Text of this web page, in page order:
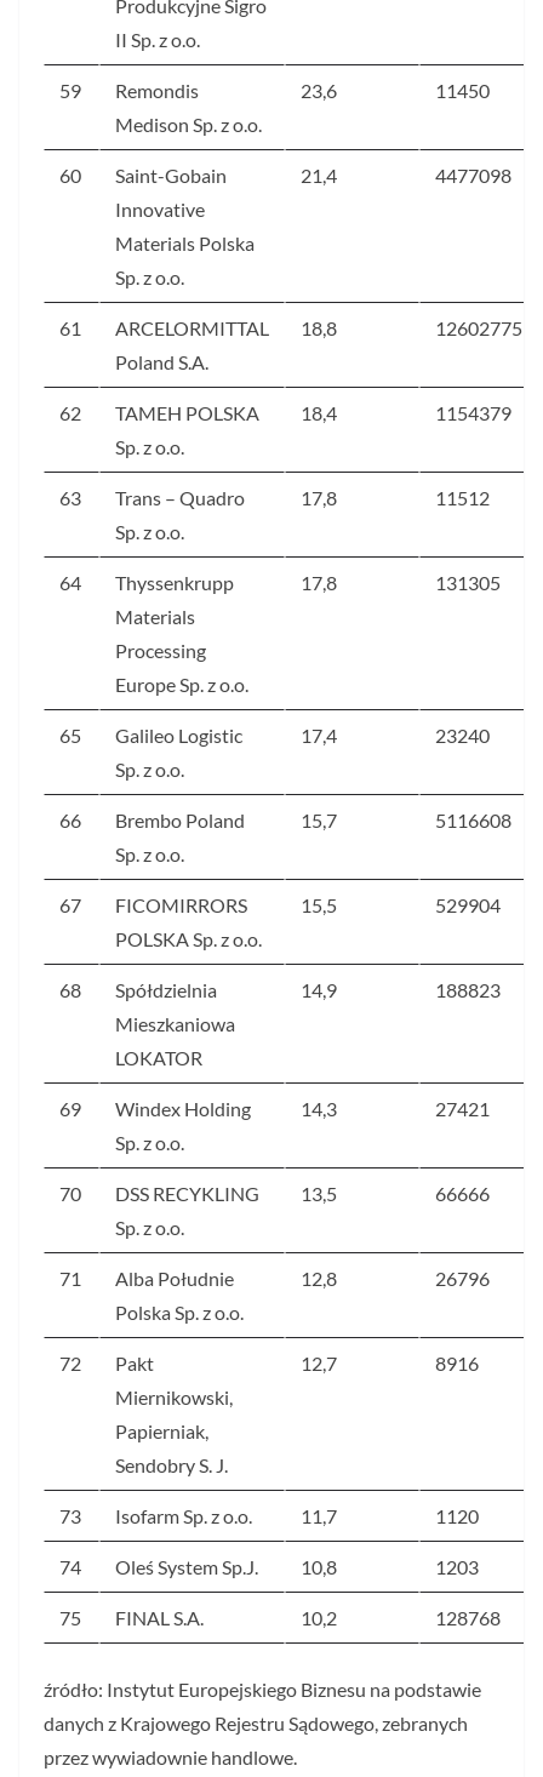
Produkcyjne Sigro
II Sp. z o.o.
59
Remondis
Medison Sp. z o.o.
23,6 11450
60
Saint-Gobain
Innovative
Materials Polska
Sp. z o.o.
21,4 4477098
61
ARCELORMITTAL
Poland S.A.
18,8 12602775
62
TAMEH POLSKA
Sp. z o.o.
18,4 1154379
63
Trans – Quadro
Sp. z o.o.
17,8 11512
64
Thyssenkrupp
Materials
Processing
Europe Sp. z o.o.
17,8 131305
65
Galileo Logistic
Sp. z o.o.
17,4 23240
66
Brembo Poland
Sp. z o.o.
15,7 5116608
67
FICOMIRRORS
POLSKA Sp. z o.o.
15,5 529904
68
Spółdzielnia
Mieszkaniowa
LOKATOR
14,9 188823
69
Windex Holding
Sp. z o.o.
14,3 27421
70
DSS RECYKLING
Sp. z o.o.
13,5 66666
71
Alba Południe
Polska Sp. z o.o.
12,8 26796
72
Pakt
Miernikowski,
Papierniak,
Sendobry S. J.
12,7 8916
73 Isofarm Sp. z o.o. 11,7 1120
74 Oleś System Sp.J. 10,8 1203
75 FINAL S.A. 10,2 128768
źródło: Instytut Europejskiego Biznesu na podstawie
danych z Krajowego Rejestru Sądowego, zebranych
przez wywiadownie handlowe.